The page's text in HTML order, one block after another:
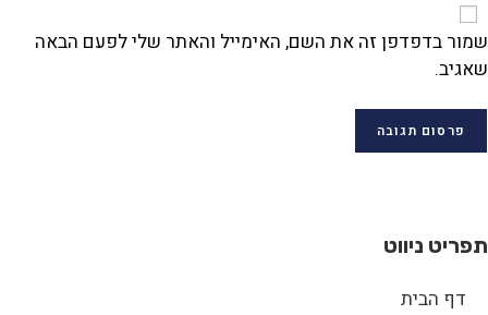
שמור בדפדפן זה את השם, האימייל והאתר שלי לפעם הבאה
שאגיב.
תפריט ניווט
דף הבית